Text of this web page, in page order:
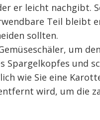
er leicht nachgibt.
Teil bleibt
sollten.
um
Spargelkopfes und
wie Sie eine
wird, um die